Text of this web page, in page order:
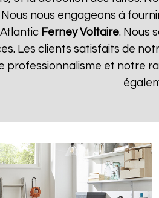
nous engageons à
Ferney Voltaire. Nous
Les clients satisfaits de
professionnalisme et notre